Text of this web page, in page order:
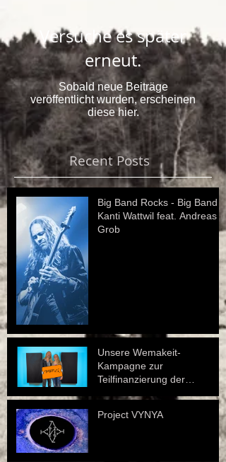
Versuche es später
erneut.
Sobald neue Beiträge
veröffentlicht wurden, erscheinen
diese hier.
Recent Posts
Big Band Rocks - Big Band
Kanti Wattwil feat. Andreas
Grob
Unsere Wemakeit-
Kampagne zur
Teilfinanzierung der
Produktion des Musikalbums
Project VYNYA